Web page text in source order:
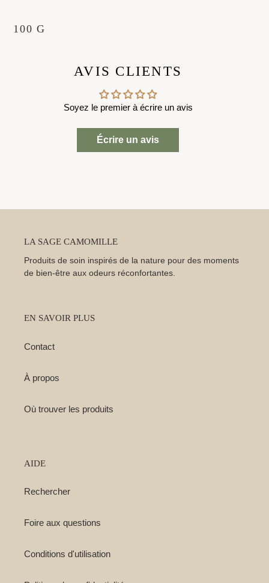
100 G
AVIS CLIENTS
Soyez le premier à écrire un avis
Écrire un avis
LA SAGE CAMOMILLE
Produits de soin inspirés de la nature pour des moments
de bien-être aux odeurs réconfortantes.
EN SAVOIR PLUS
Contact
À propos
Où trouver les produits
AIDE
Rechercher
Foire aux questions
Conditions d'utilisation